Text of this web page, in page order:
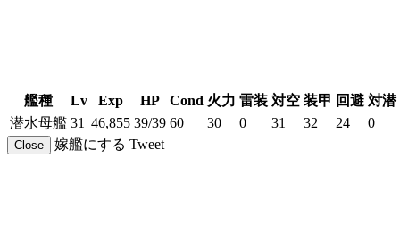
艦種 Lv Exp HP Cond 火力 雷装 対空 装甲 回避 対潜
潜水母艦 31 46,855 39/39 60 30 0 31 32 24 0
Close 嫁艦にする Tweet